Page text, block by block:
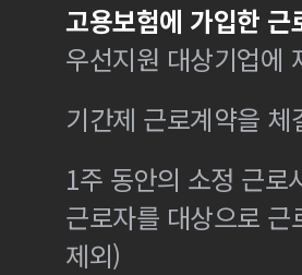
고용보험에 가입한
우선지원 대상기업에
기간제 근로계약을
1주 동안의 소정 근로
근로자를 대상으로
제외)